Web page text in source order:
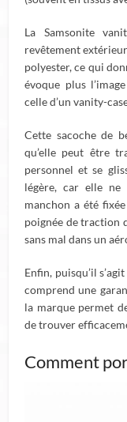
La Samsonite
revêtement
polyester, ce qui
évoque plus
celle d’un vanity-
Cette sacoche de
qu’elle peut être
personnel et se
légère, car elle ne
manchon a été
poignée de traction
sans mal dans un
Enfin, puisqu’il
comprend une
la marque permet
de trouver
Comment